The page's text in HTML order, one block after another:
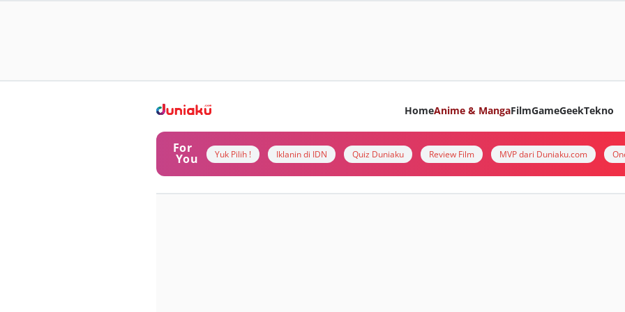
HomeAnime & MangaFilmGameGeekTekno
For
You Yuk Pilih ! Iklanin di IDN Quiz Duniaku Review Film MVP dari Duniaku.com